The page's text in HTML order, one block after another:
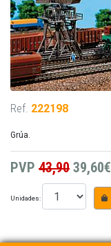
Ref. 222198
Grúa.
PVP 43,90 39,60€
Unidades: